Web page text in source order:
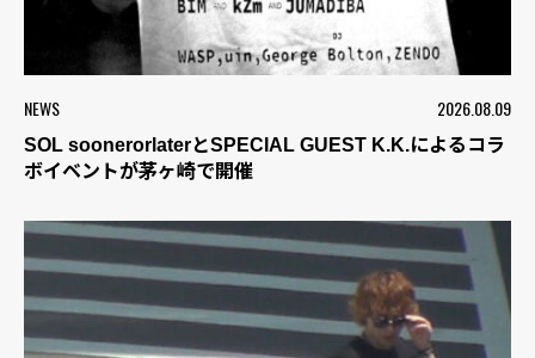
NEWS 2026.08.09
SOL soonerorlaterとSPECIAL GUEST K.K.によるコラ
ボイベントが茅ヶ崎で開催